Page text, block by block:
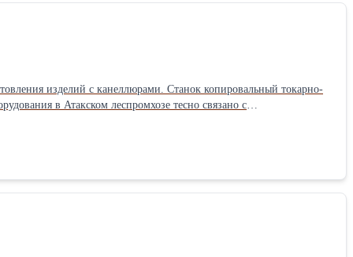
Станок копировальный токарно-
на производстве. К серийному выпуску допускаются станки
Токарно-